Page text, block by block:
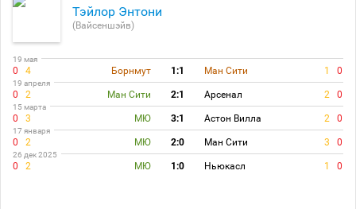
Тэйлор Энтони
(Вайсеншэйв)
19 мая
0 4 Борнмут 1:1 Ман Сити 1 0
19 апреля
0 2 Ман Сити 2:1 Арсенал 2 0
15 марта
0 3 МЮ 3:1 Астон Вилла 2 0
17 января
0 2 МЮ 2:0 Ман Сити 3 0
26 дек 2025
0 2 МЮ 1:0 Ньюкасл 1 0